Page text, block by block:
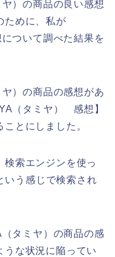
）の商品の良い感想
ために、私が
ついて調べた結果を
）の商品の感想があ
（タミヤ） 感想】
とにしました。
検索エンジンを使っ
いう感じで検索され
タミヤ）の商品の感
うな状況に陥ってい